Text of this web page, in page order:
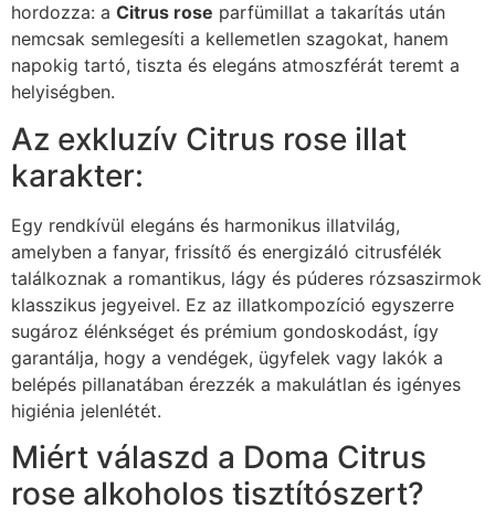
hordozza: a Citrus rose parfümillat a takarítás után
nemcsak semlegesíti a kellemetlen szagokat, hanem
napokig tartó, tiszta és elegáns atmoszférát teremt a
helyiségben.
Az exkluzív Citrus rose illat
karakter:
Egy rendkívül elegáns és harmonikus illatvilág,
amelyben a fanyar, frissítő és energizáló citrusfélék
találkoznak a romantikus, lágy és púderes rózsaszirmok
klasszikus jegyeivel. Ez az illatkompozíció egyszerre
sugároz élénkséget és prémium gondoskodást, így
garantálja, hogy a vendégek, ügyfelek vagy lakók a
belépés pillanatában érezzék a makulátlan és igényes
higiénia jelenlétét.
Miért válaszd a Doma Citrus
rose alkoholos tisztítószert?